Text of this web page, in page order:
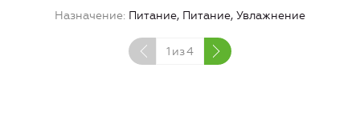
Назначение Питание, Питание, Увлажнение
1 из4